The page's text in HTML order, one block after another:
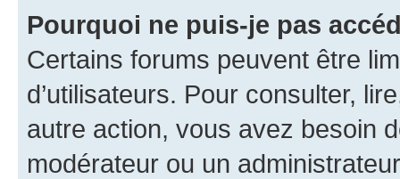
Pourquoi ne puis-je pas
Certains forums peuvent être
d’utilisateurs. Pour consulter,
autre action, vous avez besoin
modérateur ou un